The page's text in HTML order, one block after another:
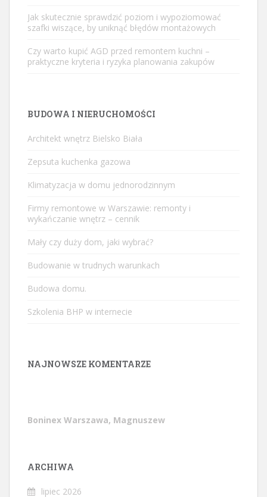
Jak skutecznie sprawdzić poziom i wypoziomować
szafki wiszące, by uniknąć błędów montażowych
Czy warto kupić AGD przed remontem kuchni –
praktyczne kryteria i ryzyka planowania zakupów
BUDOWA I NIERUCHOMOŚCI
Architekt wnętrz Bielsko Biała
Zepsuta kuchenka gazowa
Klimatyzacja w domu jednorodzinnym
Firmy remontowe w Warszawie: remonty i
wykańczanie wnętrz – cennik
Mały czy duży dom, jaki wybrać?
Budowanie w trudnych warunkach
Budowa domu.
Szkolenia BHP w internecie
NAJNOWSZE KOMENTARZE
Boninex Warszawa, Magnuszew
ARCHIWA
lipiec 2026